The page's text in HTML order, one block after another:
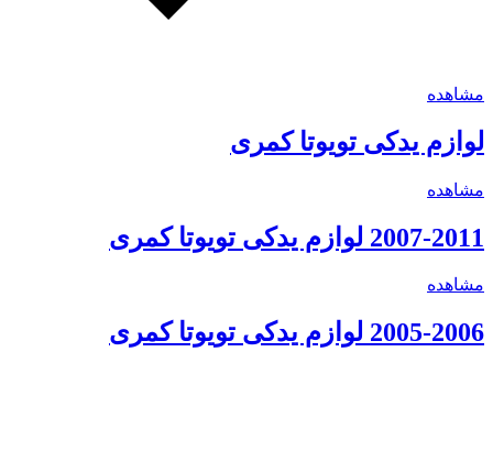
مشاهده
لوازم یدکی تویوتا کمری
مشاهده
2007-2011 لوازم یدکی تویوتا کمری
مشاهده
2005-2006 لوازم یدکی تویوتا کمری